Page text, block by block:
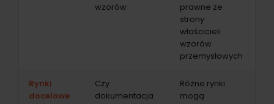
wzorów
prawne ze
strony
właścicieli
wzorów
przemysłowych
Rynki
docelowe
Czy
dokumentacja
Różne rynki
mogą